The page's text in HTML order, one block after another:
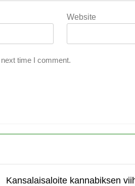
Website
time I comment.
Kansalaisaloite kannabiksen